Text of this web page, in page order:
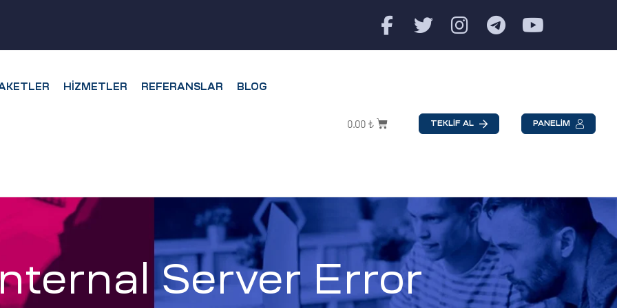
HIZMETLER REFERANSLAR BLOG
0.00 ₺ TEKLİF AL PANELİM
Server Error